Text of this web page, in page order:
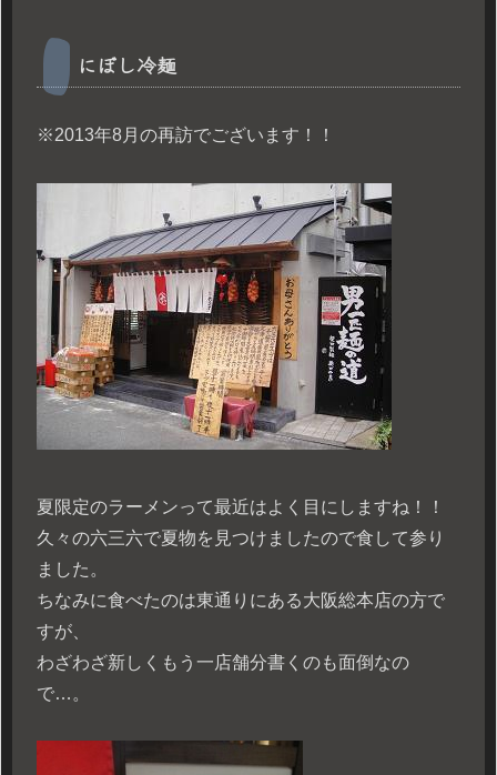
にぼし冷麺
※2013年8月の再訪でございます！！
夏限定のラーメンって最近はよく目にしますね！！
久々の六三六で夏物を見つけましたので食して参り
ました。
ちなみに食べたのは東通りにある大阪総本店の方で
すが、
わざわざ新しくもう一店舗分書くのも面倒なの
で…。